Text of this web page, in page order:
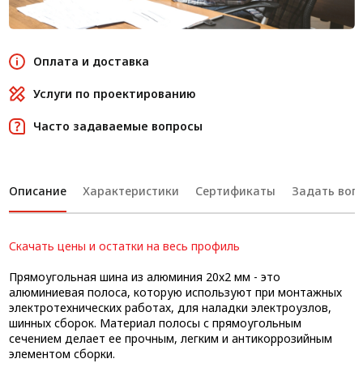
Оплата и доставка
Услуги по проектированию
Часто задаваемые вопросы
Описание Характеристики Сертификаты Задать
Скачать цены и остатки на весь профиль
Прямоугольная шина из алюминия 20x2 мм - это
алюминиевая полоса, которую используют при монтажных
электротехнических работах, для наладки электроузлов,
шинных сборок. Материал полосы с прямоугольным
сечением делает ее прочным, легким и антикоррозийным
элементом сборки.